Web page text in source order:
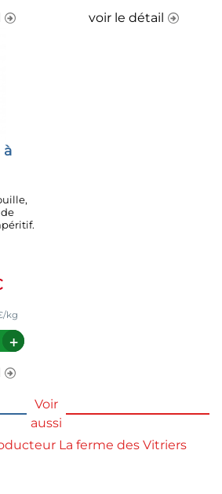
voir le détail
à
kg
Voir
aussi
La ferme des Vitriers